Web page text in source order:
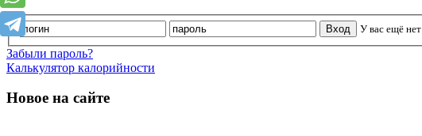
У вас ещё
Забыли пароль?
Калькулятор калорийности
Новое на сайте